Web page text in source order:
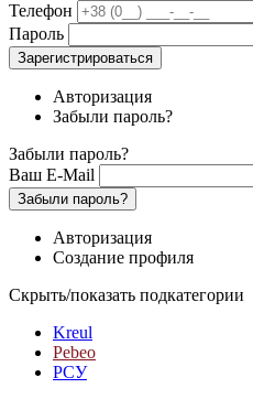
Телефон
Пароль
Зарегистрироваться
Авторизация
Забыли пароль?
Забыли пароль?
Ваш E-Mail
Забыли пароль?
Авторизация
Создание профиля
Скрыть/показать подкатегории
Kreul
Pebeo
РСУ